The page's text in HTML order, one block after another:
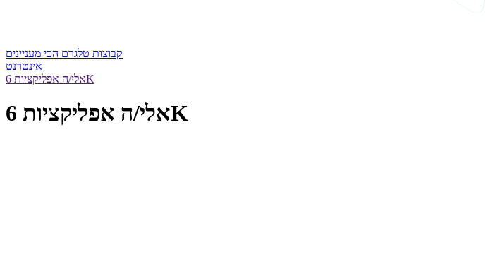
קבוצות טלגרם הכי מעניינים
אינטרנט
אלי/ה אפליקציות 6K
אלי/ה אפליקציות 6K